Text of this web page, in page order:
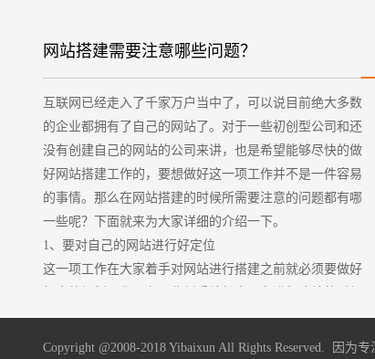
网站搭建需要注意哪些问题？
互联网已经走入了千家万户当中了，可以说目前绝大多数
的企业都拥有了自己的网站了。对于一些初创型公司和还
没有创建自己的网站的公司来讲，也是希望能够尽快的做
好网站搭建工作的，要想做好这一项工作并不是一件容易
的事情。那么在网站搭建的时候所需要注意的问题都有哪
一些呢？下面就来为大家详细的介绍一下。
1、要对自己的网站进行好定位
这一项工作在大家着手对网站进行搭建之前就必须要做好
没有做好前期的准备工作，没有明确的对自己的网站有一
个定位，而是盲目的进行这一项工作，同时又去盲目的模
Copyright @2008-2018 Yibaixun All Rights Reserved. 因为